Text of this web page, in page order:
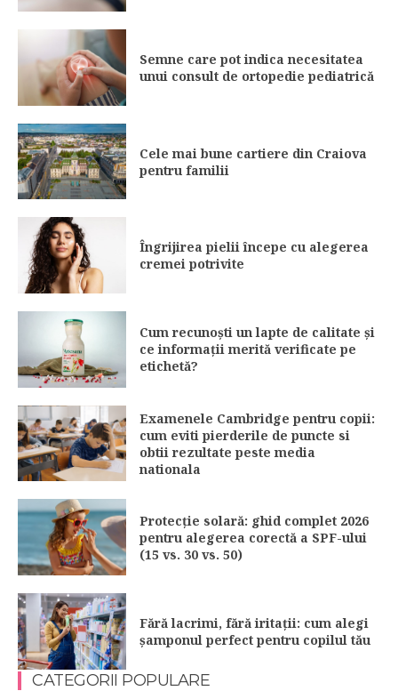
Semne care pot indica necesitatea
unui consult de ortopedie pediatrică
Cele mai bune cartiere din Craiova
pentru familii
Îngrijirea pielii începe cu alegerea
cremei potrivite
Cum recunoști un lapte de calitate și
ce informații merită verificate pe
etichetă?
Examenele Cambridge pentru copii:
cum eviti pierderile de puncte si
obtii rezultate peste media
nationala
Protecție solară: ghid complet 2026
pentru alegerea corectă a SPF-ului
(15 vs. 30 vs. 50)
Fără lacrimi, fără iritații: cum alegi
șamponul perfect pentru copilul tău
CATEGORII POPULARE